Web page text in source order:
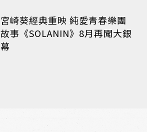
宮崎葵經典重映 純愛青春樂團
故事《SOLANIN》8月再闖大銀
幕